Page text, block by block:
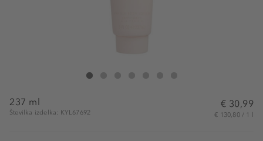
KYLIE SKIN Vanilla Body Lotion
237 ml
Številka izdelka: KYL67692
€ 30,99
€ 130,80 / 1 l